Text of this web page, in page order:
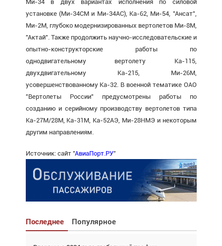
Ми-34 в двух вариантах исполнения по силовой
установке (Ми-34СМ и Ми-34АС), Ка-62, Ми-54, "Ансат",
Ми-2М, глубоко модернизированных вертолетов Ми-8М,
"Актай". Также продолжить научно-исследовательские и
опытно-конструкторские работы по
однодвигательному вертолету Ка-115,
двухдвигательному Ка-215, Ми-26М,
усовершенствованному Ка-32. В военной тематике ОАО
"Вертолеты России" предусмотрены работы по
созданию и серийному производству вертолетов типа
Ка-27М/28М, Ка-31М, Ка-52АЭ, Ми-28НМЭ и некоторым
другим направлениям.
Источник: сайт "АвиаПорт.РУ"
Последнее Популярное